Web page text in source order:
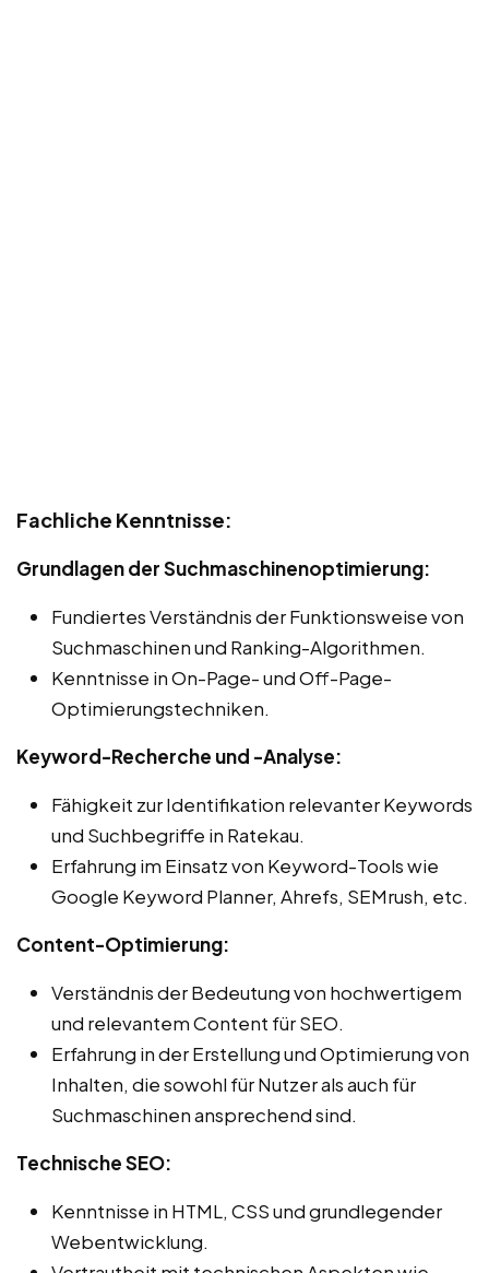
Fachliche Kenntnisse:
Grundlagen der Suchmaschinenoptimierung:
Fundiertes Verständnis der Funktionsweise von
Suchmaschinen und Ranking-Algorithmen.
Kenntnisse in On-Page- und Off-Page-
Optimierungstechniken.
Keyword-Recherche und -Analyse:
Fähigkeit zur Identifikation relevanter Keywords
und Suchbegriffe in Ratekau.
Erfahrung im Einsatz von Keyword-Tools wie
Google Keyword Planner, Ahrefs, SEMrush, etc.
Content-Optimierung:
Verständnis der Bedeutung von hochwertigem
und relevantem Content für SEO.
Erfahrung in der Erstellung und Optimierung von
Inhalten, die sowohl für Nutzer als auch für
Suchmaschinen ansprechend sind.
Technische SEO:
Kenntnisse in HTML, CSS und grundlegender
Webentwicklung.